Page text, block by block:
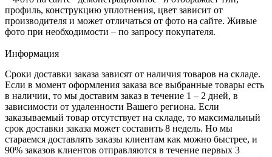
профиль, конструкцию уплотнения, цвет зависит от
производителя и может отличаться от фото на сайте. Живые
фото при необходимости – по запросу покупателя.
Информация
Сроки доставки заказа зависят от наличия товаров на складе.
Если в момент оформления заказа все выбранные товары есть
в наличии, то мы доставим заказ в течение 1 – 2 дней, в
зависимости от удаленности Вашего региона. Если
заказываемый товар отсутствует на складе, то максимальный
срок доставки заказа может составить 8 недель. Но мы
стараемся доставлять заказы клиентам как можно быстрее, и
90% заказов клиентов отправляются в течение первых 3